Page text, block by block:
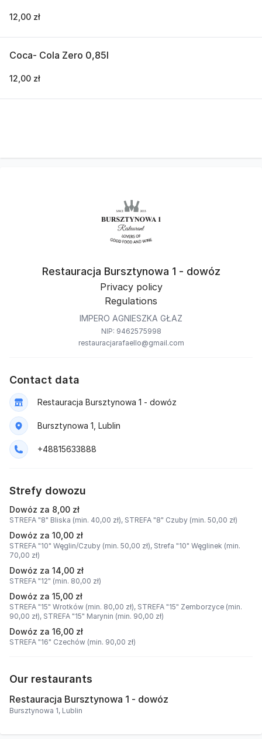
12,00 zł
Coca- Cola Zero 0,85l
12,00 zł
Restauracja Bursztynowa 1 - dowóz
Privacy policy
Regulations
IMPERO AGNIESZKA GŁAZ
NIP: 9462575998
restauracjarafaello@gmail.com
Contact data
Restauracja Bursztynowa 1 - dowóz
Bursztynowa 1, Lublin
+48815633888
Strefy dowozu
Dowóz za 8,00 zł
STREFA "8" Bliska (min. 40,00 zł), STREFA "8" Czuby (min. 50,00 zł)
Dowóz za 10,00 zł
STREFA "10" Węglin/Czuby (min. 50,00 zł), Strefa "10" Węglinek (min.
70,00 zł)
Dowóz za 14,00 zł
STREFA "12" (min. 80,00 zł)
Dowóz za 15,00 zł
STREFA "15" Wrotków (min. 80,00 zł), STREFA "15" Zemborzyce (min.
90,00 zł), STREFA "15" Marynin (min. 90,00 zł)
Dowóz za 16,00 zł
STREFA "16" Czechów (min. 90,00 zł)
Our restaurants
Restauracja Bursztynowa 1 - dowóz
Bursztynowa 1, Lublin